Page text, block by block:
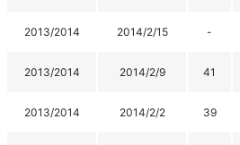
2013/2014 2014/2/15 -
2013/2014 2014/2/9 41
2013/2014 2014/2/2 39